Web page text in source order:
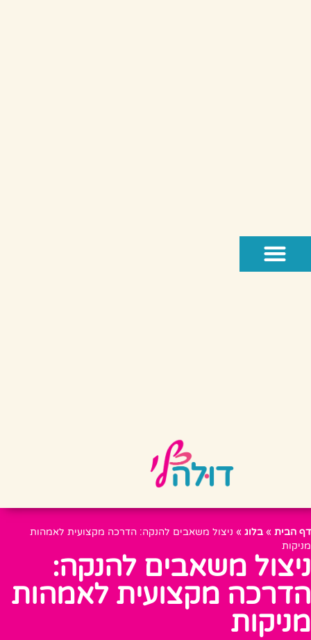
דף הבית » בלוג » ניצול משאבים להנקה: הדרכה מקצועית לאמהות
מניקות
ניצול משאבים להנקה:
הדרכה מקצועית לאמהות
מניקות